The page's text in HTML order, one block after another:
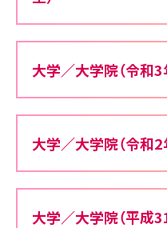
大学／大学院（令和3
大学／大学院（令和2
大学／大学院（平成